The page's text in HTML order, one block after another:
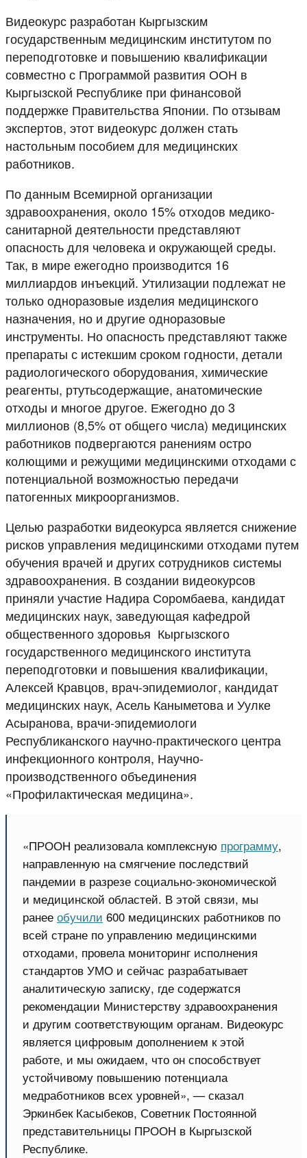
Видеокурс разработан Кыргызским
государственным медицинским институтом по
переподготовке и повышению квалификации
совместно с Программой развития ООН в
Кыргызской Республике при финансовой
поддержке Правительства Японии. По отзывам
экспертов, этот видеокурс должен стать
настольным пособием для медицинских
работников.
По данным Всемирной организации
здравоохранения, около 15% отходов медико-
санитарной деятельности представляют
опасность для человека и окружающей среды.
Так, в мире ежегодно производится 16
миллиардов инъекций. Утилизации подлежат не
только одноразовые изделия медицинского
назначения, но и другие одноразовые
инструменты. Но опасность представляют также
препараты с истекшим сроком годности, детали
радиологического оборудования, химические
реагенты, ртутьсодержащие, анатомические
отходы и многое другое. Ежегодно до 3
миллионов (8,5% от общего числа) медицинских
работников подвергаются ранениям остро
колющими и режущими медицинскими отходами с
потенциальной возможностью передачи
патогенных микроорганизмов.
Целью разработки видеокурса является снижение
рисков управления медицинскими отходами путем
обучения врачей и других сотрудников системы
здравоохранения. В создании видеокурсов
приняли участие Надира Соромбаева, кандидат
медицинских наук, заведующая кафедрой
общественного здоровья Кыргызского
государственного медицинского института
переподготовки и повышения квалификации,
Алексей Кравцов, врач-эпидемиолог, кандидат
медицинских наук, Асель Каныметова и Уулке
Асыранова, врачи-эпидемиологи
Республиканского научно-практического центра
инфекционного контроля, Научно-
производственного объединения
«Профилактическая медицина».
«ПРООН реализовала комплексную программу,
направленную на смягчение последствий
пандемии в разрезе социально-экономической
и медицинской областей. В этой связи, мы
ранее обучили 600 медицинских работников по
всей стране по управлению медицинскими
отходами, провела мониторинг исполнения
стандартов УМО и сейчас разрабатывает
аналитическую записку, где содержатся
рекомендации Министерству здравоохранения
и другим соответствующим органам. Видеокурс
является цифровым дополнением к этой
работе, и мы ожидаем, что он способствует
устойчивому повышению потенциала
медработников всех уровней», — сказал
Эркинбек Касыбеков, Советник Постоянной
представительницы ПРООН в Кыргызской
Республике.